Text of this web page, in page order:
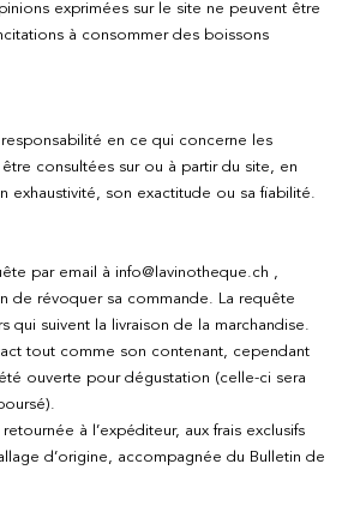
SÉCURISÉ
exprimées sur le site ne peuvent être
à consommer des boissons
en ce qui concerne les
consultées sur ou à partir du site, en
exhaustivité, son exactitude ou sa fiabilité.
par email à info@lavinotheque.ch ,
de révoquer sa commande. La requête
qui suivent la livraison de la marchandise.
tout comme son contenant, cependant
ouverte pour dégustation (celle-ci sera
à l’expéditeur, aux frais exclusifs
d’origine, accompagnée du Bulletin de